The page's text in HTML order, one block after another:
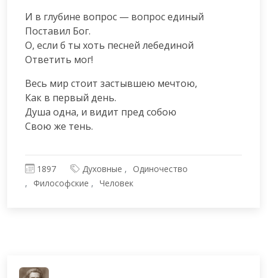
И в глубине вопрос — вопрос единый
Поставил Бог.
О, если б ты хоть песней лебединой
Ответить мог!
Весь мир стоит застывшею мечтою,
Как в первый день.
Душа одна, и видит пред собою
Свою же тень.
1897 Духовные
Одиночество
Философские
Человек